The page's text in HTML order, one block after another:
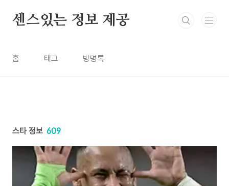
센스있는 정보 제공
홈 태그 방명록
스타 정보 609